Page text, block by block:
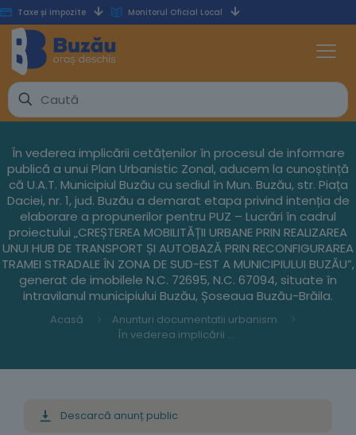
Taxe și impozite Monitorul Oficial Local
În vederea implicării cetățenilor în procesul de informare
publică a unui Plan Urbanistic Zonal, aducem la cunoștință
că U.A.T. Municipiul Buzău cu sediul în Mun. Buzău, str. Piața
Daciei, nr. 1, jud. Buzău a demarat etapa privind intenția de
elaborare a propunerilor pentru PUZ – Lucrări în cadrul
proiectului „CREȘTEREA MOBILITĂȚII URBANE PRIN REALIZAREA
UNUI HUB DE TRANSPORT ȘI AUTOBAZĂ PRIN RECONFIGURAREA
TRAMEI STRADALE ÎN ZONA DE SUD-EST A MUNICIPIULUI BUZĂU”,
generat de imobilele N.C. 72695, N.C. 67094, situate în
intravilanul municipiului Buzău, Șoseaua Buzău-Brăila.
Acasă
Anunturi documentatii urbanism
În vederea implicării cetățenilor în procesul de informare publică a unui Plan Urbanistic Zonal, aducem la cunoștință că U.A.T. Municipiul Buzău cu sediul în Mun. Buzău, str. Piața Daciei, nr. 1, jud. Buzău a demarat etapa privind intenția de elaborare a propunerilor pentru PUZ – Lucrări în cadrul proiectului „CREȘTEREA MOBILITĂȚII URBANE PRIN REALIZAREA UNUI HUB DE TRANSPORT ȘI AUTOBAZĂ PRIN RECONFIGURAREA TRAMEI STRADALE ÎN ZONA DE SUD-EST A MUNICIPIULUI BUZĂU”, generat de imobilele N.C. 72695, N.C. 67094, situate în intravilanul municipiului Buzău, Șoseaua Buzău-Brăila.
Descarcă anunț public